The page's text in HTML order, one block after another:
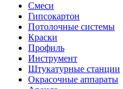
Смеси
Гипсокартон
Потолочные системы
Краски
Профиль
Инструмент
Штукатурные станции
Окрасочные аппараты